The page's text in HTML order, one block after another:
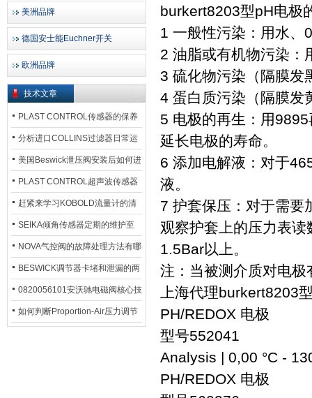
美洲品牌
德国安士能Euchner开关
欧洲品牌
技术文章
PLAST CONTROL传感器的保养
方法
分析进口COLLINS过滤器日常运
行排污步骤
美国Beswick泄压阀安装后如何进
行调试?
PLAST CONTROL超声波传感器
工作原理了解吗？
赶紧来学习KOBOLD流量计的清
洗流程吧
SEIKA倾角传感器定期的维护至
关重要
NOVA气控阀的故障处理方法有哪
些？
BESWICK调节器卡堵和泄漏的两
大问题解决措施
0820056101安沃驰电磁阀核心技
术参数
如何判断Proportion-Air压力调节
burkert8203型pH电极
1 一般性污染：用水、
2 油脂或有机物污染：
3 硫化物污染（隔膜发
4 蛋白质污染（隔膜发
5 电极的再生：用
延长电极的寿命。
6 添加电解液：对于
液。
7 护套保压：对于需要
观察护套上的压力表
1.5Bar以上。
注：当被测介质对电
上海代理burkert8203
PH/REDOX 电极
型号552041
Analysis | 0,00 °C -
PH/REDOX 电极